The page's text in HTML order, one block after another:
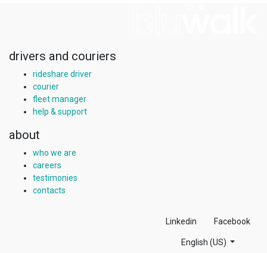
drivers and couriers
rideshare driver
courier
fleet manager
help & support
about
who we are
careers
testimonies
contacts
Linkedin Facebook
English (US)